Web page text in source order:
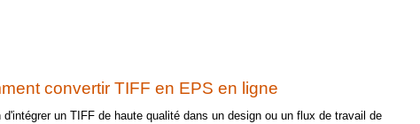
convertir TIFF en EPS en ligne
d'intégrer un TIFF de haute qualité dans un design ou un flux de travail de